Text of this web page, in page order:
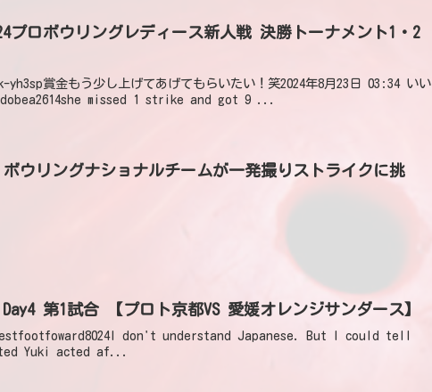
プロボウリングレディース新人戦 決勝トーナメント1・2
yh3sp賞金もう少し上げてあげてもらいたい！笑2024年8月23日 03:34 いい
missed 1 strike and got 9 ...
ウリングナショナルチームが一発撮りストライクに挑
Day4 第1試合 【プロト京都VS 愛媛オレンジサンダース】
don't understand Japanese. But I could tell
Yuki acted af...